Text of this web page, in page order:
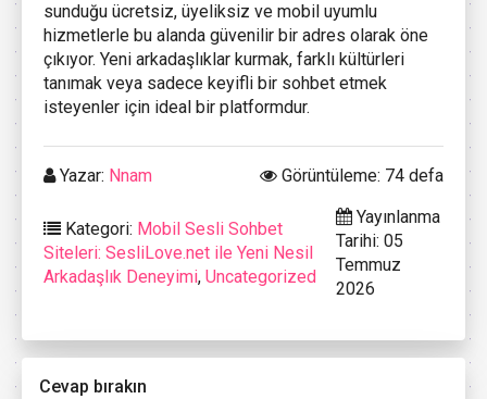
sunduğu ücretsiz, üyeliksiz ve mobil uyumlu
hizmetlerle bu alanda güvenilir bir adres olarak öne
çıkıyor. Yeni arkadaşlıklar kurmak, farklı kültürleri
tanımak veya sadece keyifli bir sohbet etmek
isteyenler için ideal bir platformdur.
Yazar: Nnam Görüntüleme: 74 defa
Kategori: Mobil Sesli Sohbet
Siteleri: SesliLove.net ile Yeni Nesil
Arkadaşlık Deneyimi, Uncategorized
Yayınlanma
Tarihi: 05
Temmuz
2026
Cevap bırakın